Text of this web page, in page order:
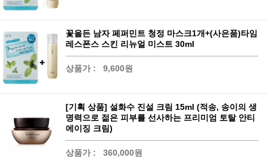
꽃을든 남자 페퍼민트 청정 마스크1개+(사은품)타임
레스폰스 스킨 리뉴얼 미스트 30ml
상품가 : 9,600원
[기획 상품] 설화수 진설 크림 15ml (적송, 송이의 생
명력으로 젊은 피부를 선사하는 프리미엄 토탈 안티
에이징 크림)
상품가 : 360,000원